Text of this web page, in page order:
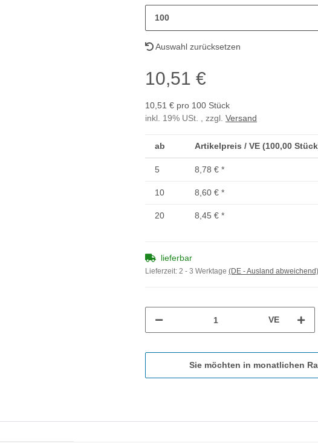
100
Auswahl zurücksetzen
10,51 €
10,51 € pro 100 Stück
inkl. 19% USt. , zzgl. Versand
ab Artikelpreis / VE (100,00
5 8,78 € *
10 8,60 € *
20 8,45 € *
lieferbar
Lieferzeit: 2 - 3 Werktage (DE - Ausland abweichend)
VE
Sie möchten in monatlichen